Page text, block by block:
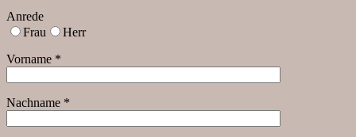
Anrede
Frau
Herr
Vorname *
Nachname *